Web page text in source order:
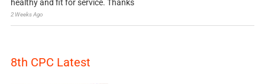
healthy and fit for service. Thanks
2 Weeks Ago
8th CPC Latest